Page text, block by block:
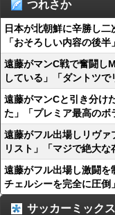
つれさか
日本が北朝鮮に辛勝し
「おそろしい内容の後半
遠藤がマンC戦で奮闘
している」「ダントツで
遠藤がマンCと引き分け
た」「プレミア最高のボ
遠藤がフル出場しリヴ
リスト」「マジで絶大な
遠藤がフル出場し激闘
チェルシーを完全に圧倒
サッカーミック